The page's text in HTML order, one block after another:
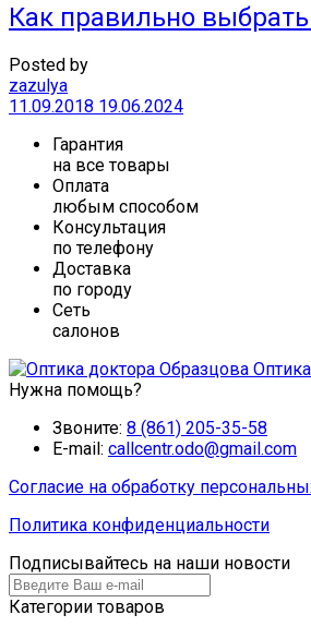
Как правильно
Posted by
zazulya
11.09.2018 19.06.2024
Гарантия
на все товары
Оплата
любым способом
Консультация
по телефону
Доставка
по городу
Сеть
салонов
Нужна помощь?
Звоните: 8 (861) 205-35-58
E-mail: callcentr.odo@gmail.com
Согласие на обработку
Политика конфиденциальности
Подписывайтесь на наши новости
Категории товаров